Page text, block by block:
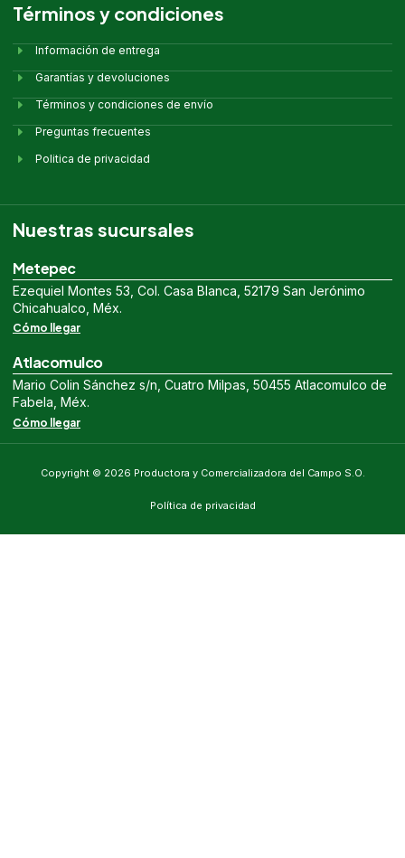
Términos y condiciones
Información de entrega
Garantías y devoluciones
Términos y condiciones de envío
Preguntas frecuentes
Politica de privacidad
Nuestras sucursales
Metepec
Ezequiel Montes 53, Col. Casa Blanca, 52179 San Jerónimo
Chicahualco, Méx.
Cómo llegar
Atlacomulco
Mario Colin Sánchez s/n, Cuatro Milpas, 50455 Atlacomulco de
Fabela, Méx.
Cómo llegar
Copyright © 2026 Productora y Comercializadora del Campo S.O.
Política de privacidad